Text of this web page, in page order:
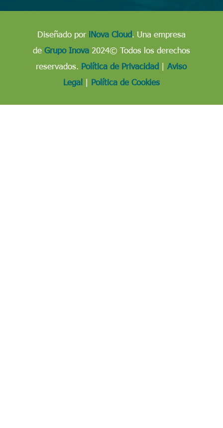
Diseñado por iNova Cloud. Una empresa
de Grupo Inova 2024© Todos los derechos
reservados. Política de Privacidad |Aviso
Legal| Política de Cookies